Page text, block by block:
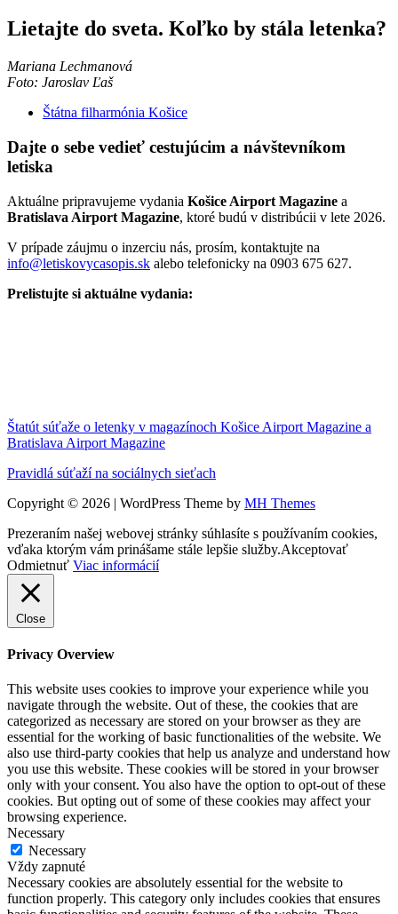
Lietajte do sveta. Koľko by stála letenka?
Mariana Lechmanová
Foto: Jaroslav Ľaš
Štátna filharmónia Košice
Dajte o sebe vedieť cestujúcim a návštevníkom
letiska
Aktuálne pripravujeme vydania Košice Airport Magazine a
Bratislava Airport Magazine, ktoré budú v distribúcii v lete 2026.
V prípade záujmu o inzerciu nás, prosím, kontaktujte na
info@letiskovycasopis.sk alebo telefonicky na 0903 675 627.
Prelistujte si aktuálne vydania:
Štatút súťaže o letenky v magazínoch Košice Airport Magazine a
Bratislava Airport Magazine
Pravidlá súťaží na sociálnych sieťach
Copyright © 2026 | WordPress Theme by MH Themes
Prezeraním našej webovej stránky súhlasíte s používaním cookies,
vďaka ktorým vám prinášame stále lepšie služby.Akceptovať
Odmietnuť Viac informácií
Close
Privacy Overview
This website uses cookies to improve your experience while you
navigate through the website. Out of these, the cookies that are
categorized as necessary are stored on your browser as they are
essential for the working of basic functionalities of the website. We
also use third-party cookies that help us analyze and understand how
you use this website. These cookies will be stored in your browser
only with your consent. You also have the option to opt-out of these
cookies. But opting out of some of these cookies may affect your
browsing experience.
Necessary
Necessary
Vždy zapnuté
Necessary cookies are absolutely essential for the website to
function properly. This category only includes cookies that ensures